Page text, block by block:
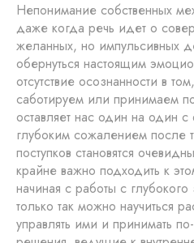
Непонимание собственных
даже когда речь идет о
желанных, но импульсивных
обернуться настоящим
отсутствие осознанности в
саботируем или принимаем
оставляет нас один на один
глубоким сожалением после
поступков становятся
крайне важно подходить к
начиная с работы с
только так можно научиться
управлять ими и принимать